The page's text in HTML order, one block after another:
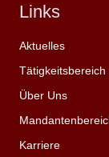
Links
Aktuelles
Tätigkeitsbereich
Über Uns
Karriere